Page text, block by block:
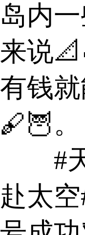
岛内
来说
有钱
🖋🦉。
#天
赴太